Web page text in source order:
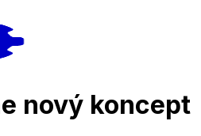
nový koncept